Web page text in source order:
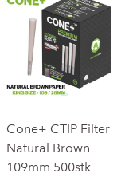
Cone+ CTIP Filter
Natural Brown
109mm 500stk